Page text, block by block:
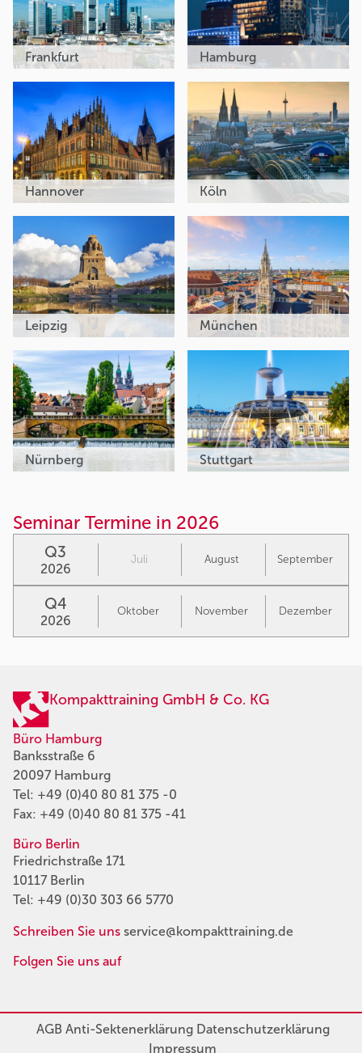
Frankfurt Hamburg
Hannover Köln
Leipzig München
Nürnberg Stuttgart
Seminar Termine in 2026
Q3
2026
Juli August September
Q4
2026
Oktober November Dezember
Kompakttraining GmbH & Co. KG
Büro Hamburg
Banksstraße 6
20097 Hamburg
Tel: +49 (0)40 80 81 375 -0
Fax: +49 (0)40 80 81 375 -41
Büro Berlin
Friedrichstraße 171
10117 Berlin
Tel: +49 (0)30 303 66 5770
Schreiben Sie uns service@kompakttraining.de
Folgen Sie uns auf
AGBAnti-SektenerklärungDatenschutzerklärung
Impressum